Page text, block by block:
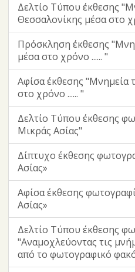
Δελτίο Τύπου έκθεσης
Θεσσαλονίκης μέσα στο
Πρόσκληση έκθεσης
μέσα στο χρόνο ...... "
Αφίσα έκθεσης "Μνημεία
στο χρόνο ...... "
Δελτίο Τύπου έκθεσης
Μικράς Ασίας"
Δίπτυχο έκθεσης
Ασίας»
Αφίσα έκθεσης
Ασίας»
Δελτίο Τύπου έκθεσης
"Αναμοχλεύοντας τις
από το φωτογραφικό